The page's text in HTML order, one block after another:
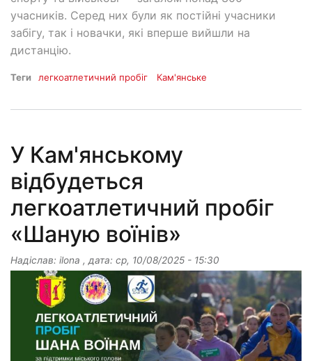
учасників. Серед них були як постійні учасники
забігу, так і новачки, які вперше вийшли на
дистанцію.
Теги легкоатлетичний пробіг Кам'янське
У Кам'янському
відбудеться
легкоатлетичний пробіг
«Шаную воїнів»
Надіслав: ilona , дата: ср, 10/08/2025 - 15:30